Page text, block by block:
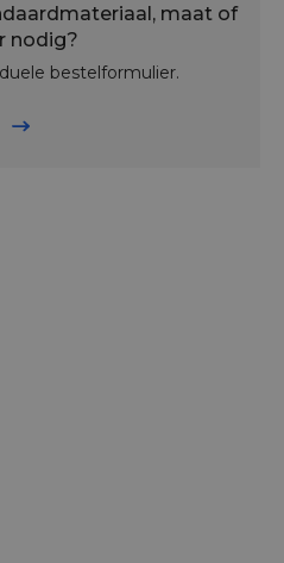
maat of
nodig?
bestelformulier.